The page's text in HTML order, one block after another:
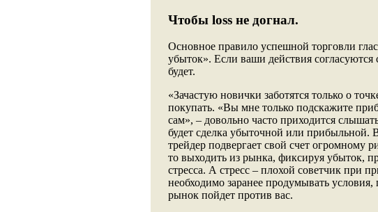
Чтобы loss не догнал.
Основное правило успешной торговли
убыток». Если ваши действия
будет.
«Зачастую новички заботятся только о
покупать. «Вы мне только подскажите
сам», – довольно часто приходится
будет сделка убыточной или
трейдер подвергает свой счет огромному
то выходить из рынка, фиксируя убыток,
стресса. А стресс – плохой советчик при
необходимо заранее продумывать
рынок пойдет против вас.